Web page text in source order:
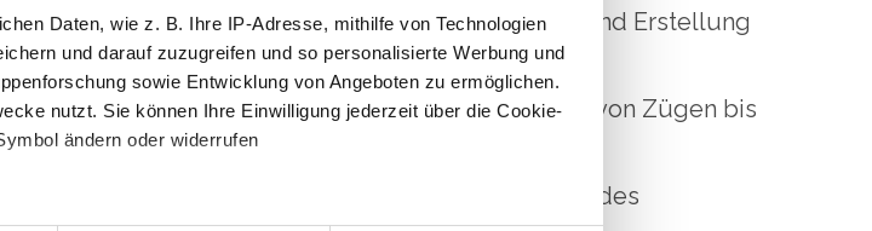
Daten, wie z. B. Ihre IP-Adresse, mithilfe von Technologien
und darauf zuzugreifen und so personalisierte Werbung und
sowie Entwicklung von Angeboten zu ermöglichen.
nutzt. Sie können Ihre Einwilligung jederzeit über die Cookie-
ändern oder widerrufen
Nachtarbeiten für die Sicherung und Erstellung
der Gleisunterquerungen.
Erhalt der Transitgeschwindigkeit von Zügen bis
zu 80 km/h.
Autonomer Einbau ohne Personal des